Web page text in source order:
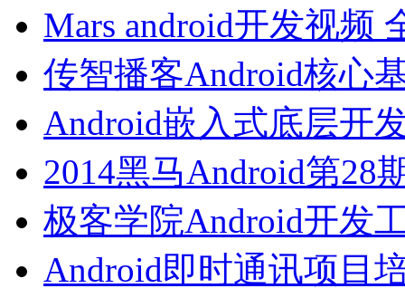
Mars android开发视频
传智播客Android核心
Android嵌入式底层开
2014黑马Android第28
极客学院Android开发
Android即时通讯项目